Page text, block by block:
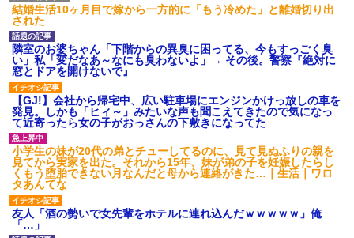
しませないでくれ
結婚生活10ヶ月目で嫁から一方的に「もう冷めた」と離婚切り出
された
隣室のお婆ちゃん「下階からの異臭に困ってる、今もすっごく臭
い」私「変だなあ～なにも臭わないよ」→ その後。警察『絶対に
窓とドアを開けないで』
【GJ!】会社から帰宅中、広い駐車場にエンジンかけっ放しの車を
発見。しかも「ヒィ～」みたいな声も聞こえてきたので気になっ
て近寄ったら女の子がおっさんの下敷きになってた
小学生の妹が20代の弟とチューしてるのに、見て見ぬふりの親を
見てから実家を出た。それから15年、妹が弟の子を妊娠したらし
くもう堕胎できない月なんだと母から連絡がきた…｜生活｜ワロ
タあんてな
友人「酒の勢いで女先輩をホテルに連れ込んだｗｗｗｗｗ」俺
「…」